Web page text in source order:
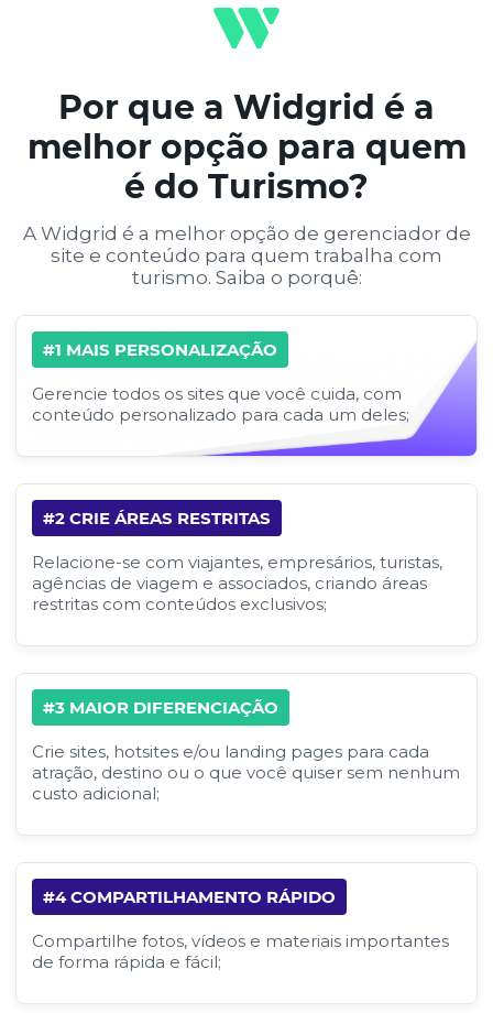
Por que a Widgrid é a
melhor opção para quem
é do Turismo?
A Widgrid é a melhor opção de gerenciador de
site e conteúdo para quem trabalha com
turismo. Saiba o porquê:
#1 MAIS PERSONALIZAÇÃO
Gerencie todos os sites que você cuida, com
conteúdo personalizado para cada um deles;
#2 CRIE ÁREAS RESTRITAS
Relacione-se com viajantes, empresários, turistas,
agências de viagem e associados, criando áreas
restritas com conteúdos exclusivos;
#3 MAIOR DIFERENCIAÇÃO
Crie sites, hotsites e/ou landing pages para cada
atração, destino ou o que você quiser sem nenhum
custo adicional;
#4 COMPARTILHAMENTO RÁPIDO
Compartilhe fotos, vídeos e materiais importantes
de forma rápida e fácil;